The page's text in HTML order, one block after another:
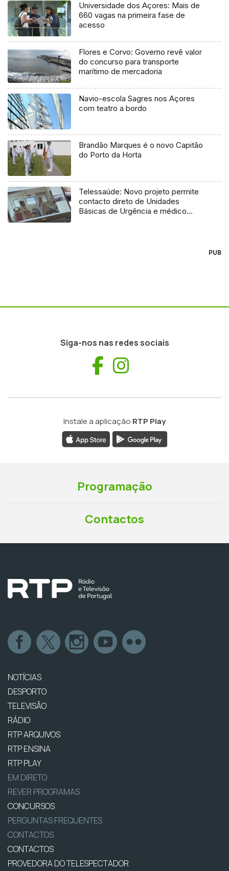
Universidade dos Açores: Mais de
660 vagas na primeira fase de
acesso
Flores e Corvo: Governo revê valor
do concurso para transporte
marítimo de mercadoria
Navio-escola Sagres nos Açores
com teatro a bordo
Brandão Marques é o novo Capitão
do Porto da Horta
Telessaúde: Novo projeto permite
contacto direto de Unidades
Básicas de Urgência e médico
PUB
Siga-nos nas redes sociais
Facebook
Instale a aplicação RTP Play
Programação
Contactos
NOTÍCIAS
DESPORTO
TELEVISÃO
RÁDIO
RTP ARQUIVOS
RTP ENSINA
RTP PLAY
EM DIRETO
REVER PROGRAMAS
CONCURSOS
PERGUNTAS FREQUENTES
CONTACTOS
CONTACTOS
PROVEDORA DO TELESPECTADOR